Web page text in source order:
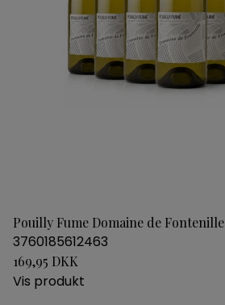
Pouilly Fume Domaine de Fontenille
3760185612463
169,95 DKK
Vis produkt